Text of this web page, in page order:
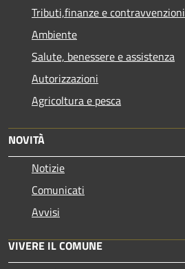
Tributi,finanze e contravvenzioni
Ambiente
Salute, benessere e assistenza
Autorizzazioni
Agricoltura e pesca
NOVITÀ
Notizie
Comunicati
Avvisi
VIVERE IL COMUNE